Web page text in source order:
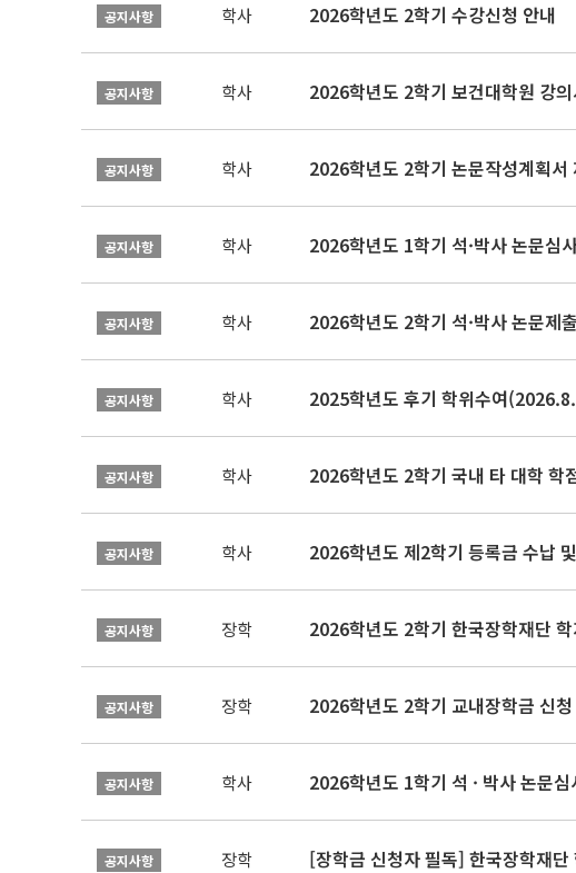
공지사항 학사 2026학년도 2학기 수강신청 안내
공지사항 학사
공지사항 학사
공지사항 학사 2026학년도 1학기 석·박사 논문
공지사항 학사 2026학년도 2학기 석·박사 논문
공지사항 학사 2025학년도 후기 학위수여
공지사항 학사 2026학년도 2학기 국내 타 대학 학
공지사항 학사 2026학년도 제2학기 등록금 수납
공지사항 장학 2026학년도 2학기 한국장학재단
공지사항 장학 2026학년도 2학기 교내장학금 신
공지사항 학사 2026학년도 1학기 석 · 박사 논
공지사항 장학 [장학금 신청자 필독] 한국장학재